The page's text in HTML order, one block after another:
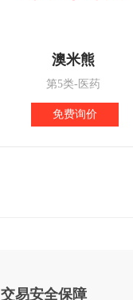
澳米熊
第5类-医药
免费询价
交易安全保障